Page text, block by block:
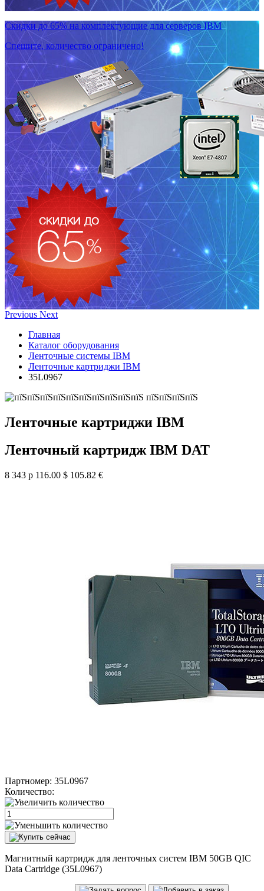
Скидки до 65% на комплектующие для серверов IBM
Спешите, количество ограничено!
Previous Next
Главная
Каталог оборудования
Ленточные системы IBM
Ленточные картриджи IBM
35L0967
Ленточные картриджи IBM
Ленточный картридж IBM DAT
8 343 р 116.00 $ 105.82 €
Партномер: 35L0967
Количество:
Магнитный картридж для ленточных систем IBM 50GB QIC
Data Cartridge (35L0967)